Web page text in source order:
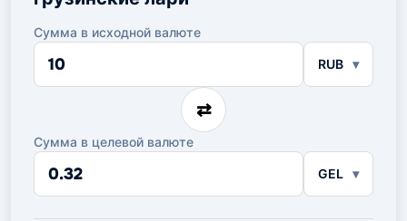
Сумма в исходной валюте
Сумма
исходной
RUB
⇄
Сумма в целевой валюте
Сумма
целевой
валюте
GEL